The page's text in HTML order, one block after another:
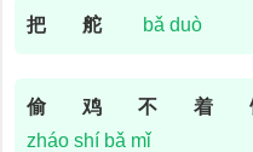
把 舵 bǎ duò
偷 鸡 不 着
zháo shí bǎ mǐ